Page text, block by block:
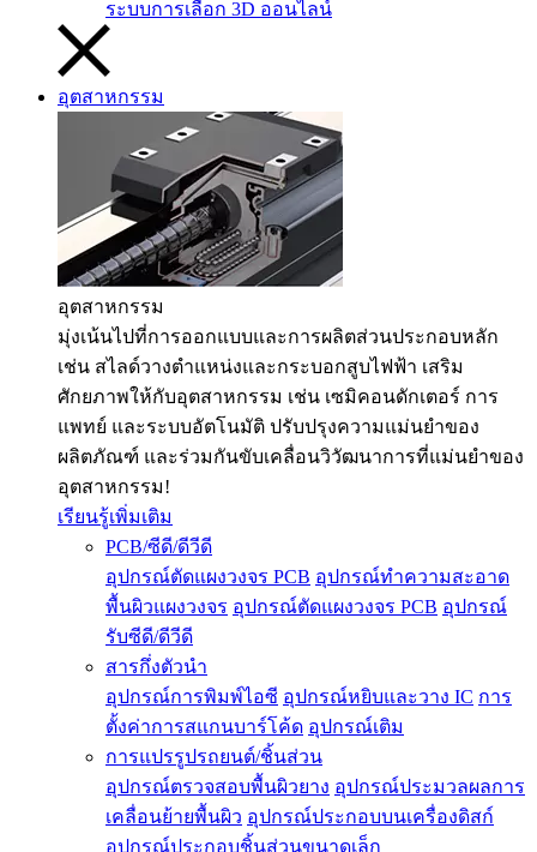
ระบบการเลือก 3D ออนไลน์
อุตสาหกรรม
อุตสาหกรรม
มุ่งเน้นไปที่การออกแบบและการผลิตส่วนประกอบหลัก
เช่น สไลด์วางตำแหน่งและกระบอกสูบไฟฟ้า เสริม
ศักยภาพให้กับอุตสาหกรรม เช่น เซมิคอนดักเตอร์ การ
แพทย์ และระบบอัตโนมัติ ปรับปรุงความแม่นยำของ
ผลิตภัณฑ์ และร่วมกันขับเคลื่อนวิวัฒนาการที่แม่นยำของ
อุตสาหกรรม!
เรียนรู้เพิ่มเติม
PCB/ซีดี/ดีวีดี
อุปกรณ์ตัดแผงวงจร PCB อุปกรณ์ทำความสะอาด
พื้นผิวแผงวงจร อุปกรณ์ตัดแผงวงจร PCB อุปกรณ์
รับซีดี/ดีวีดี
สารกึ่งตัวนำ
อุปกรณ์การพิมพ์ไอซี อุปกรณ์หยิบและวาง IC การ
ตั้งค่าการสแกนบาร์โค้ด อุปกรณ์เติม
การแปรรูปรถยนต์/ชิ้นส่วน
อุปกรณ์ตรวจสอบพื้นผิวยาง อุปกรณ์ประมวลผลการ
เคลื่อนย้ายพื้นผิว อุปกรณ์ประกอบบนเครื่องดิสก์
อุปกรณ์ประกอบชิ้นส่วนขนาดเล็ก